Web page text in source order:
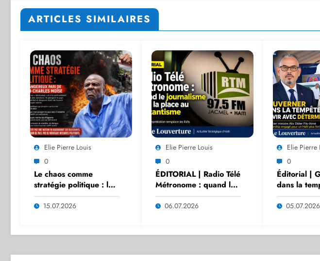
ARTICLES SIMILAIRES
Elie Pierre Louis
0
Le chaos comme
stratégie politique : le
dangereux pari de
Jean-Charles Moïse
15.07.2026
Elie Pierre Louis
0
ÉDITORIAL | Radio Télé
Métronome : quand le
journalisme cède la
place au militantisme
06.07.2026
Elie Pierre
0
Éditorial |
dans la
avec
05.07.2026